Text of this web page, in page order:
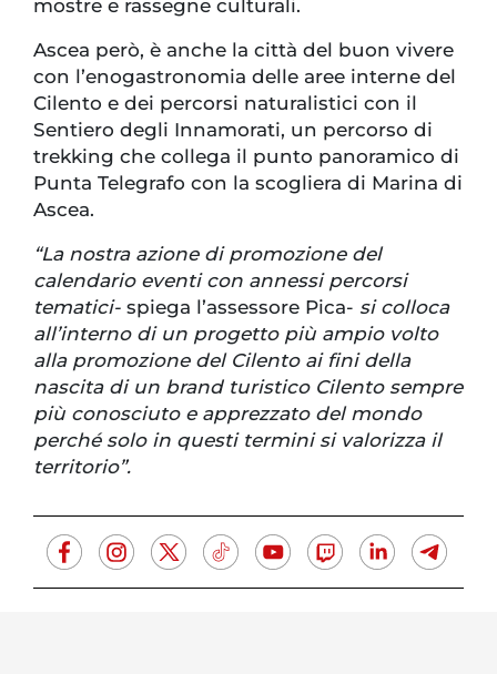
mostre e rassegne culturali.
Ascea però, è anche la città del buon vivere
con l’enogastronomia delle aree interne del
Cilento e dei percorsi naturalistici con il
Sentiero degli Innamorati, un percorso di
trekking che collega il punto panoramico di
Punta Telegrafo con la scogliera di Marina di
Ascea.
“La nostra azione di promozione del
calendario eventi con annessi percorsi
tematici- spiega l’assessore Pica- si colloca
all’interno di un progetto più ampio volto
alla promozione del Cilento ai fini della
nascita di un brand turistico Cilento sempre
più conosciuto e apprezzato del mondo
perché solo in questi termini si valorizza il
territorio”.